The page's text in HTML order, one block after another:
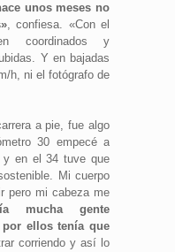
unos meses no
, confiesa. «Con el
coordinados y
Y en bajadas
h, ni el fotógrafo de
a pie, fue algo
30 empecé a
y en el 34 tuve que
Mi cuerpo
pero mi cabeza me
mucha gente
ellos tenía que
corriendo y así lo